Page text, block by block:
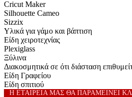
Cricut Maker
Silhouette Cameo
Sizzix
Υλικά για γάμο και βάπτιση
Είδη χειροτεχνίας
Plexiglass
Ξύλινα
Διακοσμητικά σε ότι διάσταση
Είδη Γραφείου
Είδη σπιτιού
Η ΕΤΑΙΡΕΙΑ ΜΑΣ ΘΑ ΠΑΡΑΜΕΙΝΕΙ